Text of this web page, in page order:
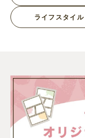
ライフスタイル